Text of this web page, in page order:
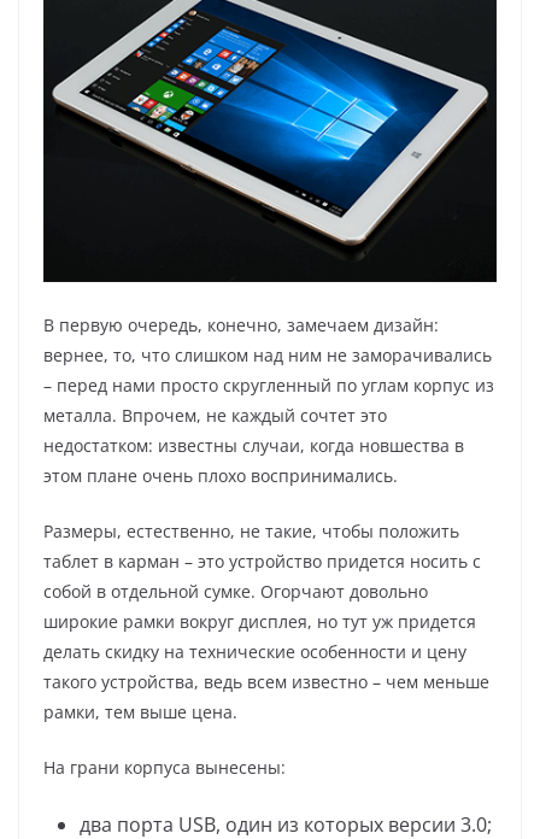
В первую очередь, конечно, замечаем дизайн:
вернее, то, что слишком над ним не заморачивались
– перед нами просто скругленный по углам корпус из
металла. Впрочем, не каждый сочтет это
недостатком: известны случаи, когда новшества в
этом плане очень плохо воспринимались.
Размеры, естественно, не такие, чтобы положить
таблет в карман – это устройство придется носить с
собой в отдельной сумке. Огорчают довольно
широкие рамки вокруг дисплея, но тут уж придется
делать скидку на технические особенности и цену
такого устройства, ведь всем известно – чем меньше
рамки, тем выше цена.
На грани корпуса вынесены:
два порта USB, один из которых версии 3.0;